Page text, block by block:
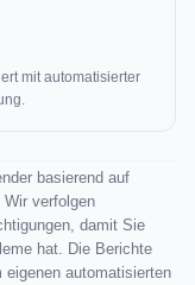
mit automatisierter
basierend auf
Wir verfolgen
damit Sie
hat. Die Berichte
eigenen automatisierten